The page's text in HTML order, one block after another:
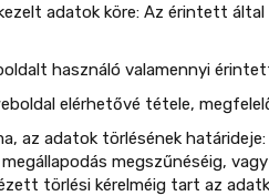
adatok köre: Az érintett
használó valamennyi
elérhetővé tétele,
az adatok törlésének
megszűnéséig,
törlési kérelméig tart az